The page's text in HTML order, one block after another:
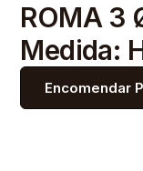
ROMA 3
Medida:
Encomendar